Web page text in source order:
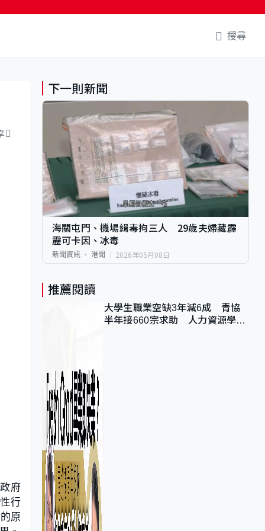
搜尋
府
行
原
下一則新聞
海關屯門、機場緝毒拘三人 29歲夫婦藏霹
靂可卡因、冰毒
新聞資訊 港聞 2026年05月08日
推薦閱讀
大學生職業空缺3年減6成 青協
半年接660宗求助 人力資源學